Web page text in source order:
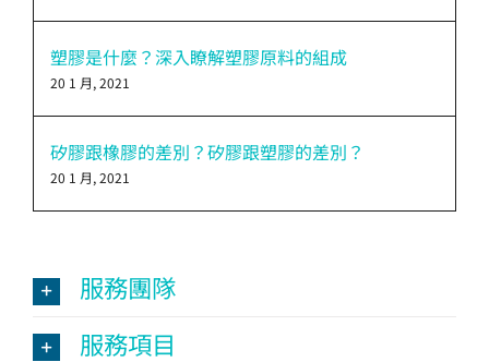
塑膠是什麼？深入瞭解塑膠原料的組成
20 1 月, 2021
矽膠跟橡膠的差別？矽膠跟塑膠的差別？
20 1 月, 2021
服務團隊
服務項目